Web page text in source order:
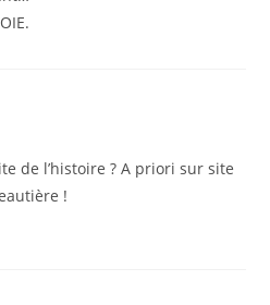
de l’histoire ? A priori sur site
!